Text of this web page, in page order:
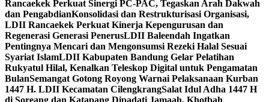
Rancaekek Perkuat Sinergi PC-PAC, Tegaskan Arah Dakwah
dan PengabdianKonsolidasi dan Restrukturisasi Organisasi,
LDII Rancaekek Perkuat Kinerja Kepengurusan dan
Regenerasi Generasi PenerusLDII Baleendah Ingatkan
Pentingnya Mencari dan Mengonsumsi Rezeki Halal Sesuai
Syariat IslamLDII Kabupaten Bandung Gelar Pelatihan
Rukyatul Hilal, Kenalkan Teleskop Digital untuk Pengamatan
BulanSemangat Gotong Royong Warnai Pelaksanaan Kurban
1447 H. LDII Kecamatan CilengkrangSalat Idul Adha 1447 H
di Soreang dan Katapang Dipadati Jamaah, Khotbah